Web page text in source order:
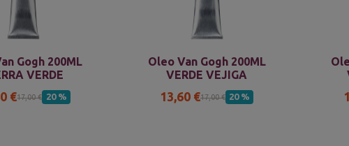
Gogh 200ML
VERDE
€17,00 € 20 %
Oleo Van Gogh 200ML
VERDE VEJIGA
13,60 €17,00 € 20 %